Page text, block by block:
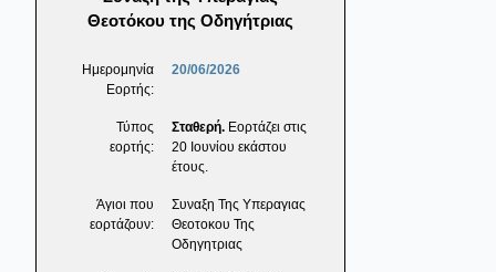
Θεοτόκου της Οδηγήτριας
Ημερομηνία
Εορτής:
20/06/2026
Τύπος
εορτής:
Σταθερή. Εορτάζει στις
20 Ιουνίου εκάστου
έτους.
Άγιοι που
εορτάζουν:
Συναξη Της Υπεραγιας
Θεοτοκου Της
Οδηγητριας